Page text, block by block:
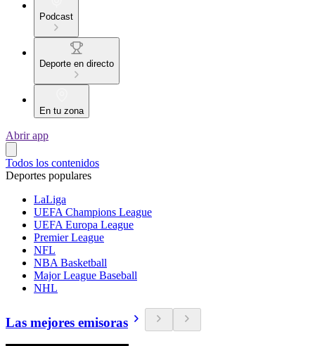
Podcast
Deporte en directo
En tu zona
Abrir app
Todos los contenidos
Deportes populares
LaLiga
UEFA Champions League
UEFA Europa League
Premier League
NFL
NBA Basketball
Major League Baseball
NHL
Las mejores emisoras